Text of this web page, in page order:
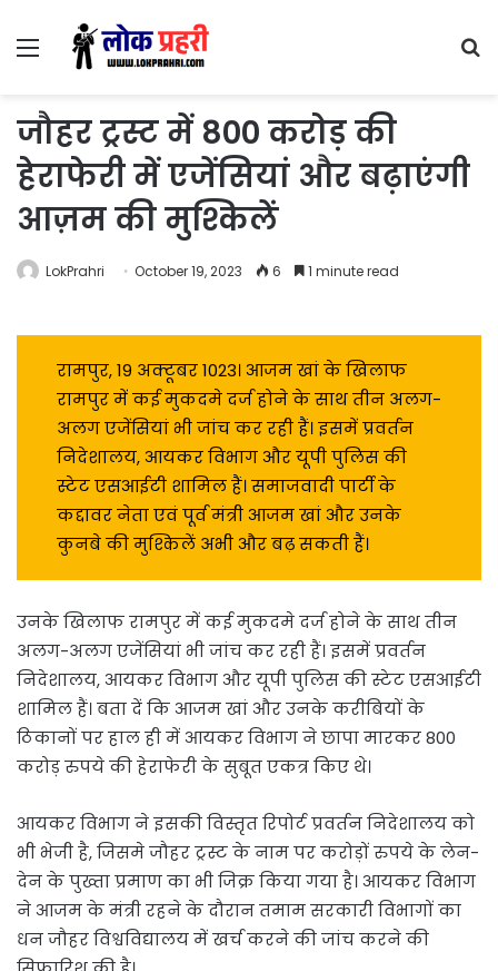
Menu
जौहर ट्रस्ट में 800 करोड़ की
हेराफेरी में एजेंसियां और बढ़ाएंगी
आज़म की मुश्किलें
LokPrahri October 19, 2023 6 1 minute read
रामपुर, 19 अक्टूबर 1023। आजम खां के खिलाफ
रामपुर में कई मुकदमे दर्ज होने के साथ तीन अलग-
अलग एजेंसियां भी जांच कर रही हैं। इसमें प्रवर्तन
निदेशालय, आयकर विभाग और यूपी पुलिस की
स्टेट एसआईटी शामिल हैं। समाजवादी पार्टी के
कद्दावर नेता एवं पूर्व मंत्री आजम खां और उनके
कुनबे की मुश्किलें अभी और बढ़ सकती हैं।
उनके खिलाफ रामपुर में कई मुकदमे दर्ज होने के साथ तीन
अलग-अलग एजेंसियां भी जांच कर रही हैं। इसमें प्रवर्तन
निदेशालय, आयकर विभाग और यूपी पुलिस की स्टेट एसआईटी
शामिल हैं। बता दें कि आजम खां और उनके करीबियों के
ठिकानों पर हाल ही में आयकर विभाग ने छापा मारकर 800
करोड़ रुपये की हेराफेरी के सुबूत एकत्र किए थे।
आयकर विभाग ने इसकी विस्तृत रिपोर्ट प्रवर्तन निदेशालय को
भी भेजी है, जिसमे जौहर ट्रस्ट के नाम पर करोड़ों रुपये के लेन-
देन के पुख्ता प्रमाण का भी जिक्र किया गया है। आयकर विभाग
ने आजम के मंत्री रहने के दौरान तमाम सरकारी विभागों का
धन जौहर विश्वविद्यालय में खर्च करने की जांच करने की